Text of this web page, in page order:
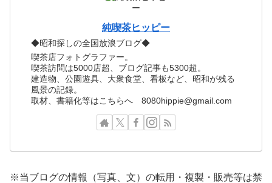
純喫茶ヒッピー
◆昭和探しの全国放浪ブログ◆
喫茶店フォトグラファー。
喫茶訪問は5000店超、ブログ記事も5300超。
建造物、公園遊具、大衆食堂、看板など、昭和が残る
風景の記録。
取材、書籍化等はこちらへ 8080hippie@gmail.com
※当ブログの情報（写真、文）の転用・複製・販売等は禁